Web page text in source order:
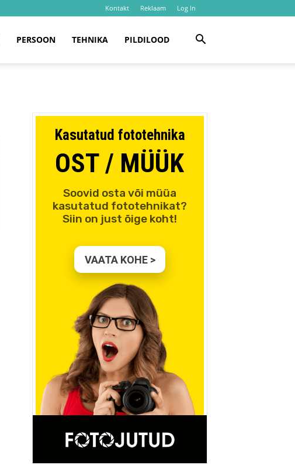
Kontakt Reklaam Log In
PERSOON TEHNIKA PILDILOOD